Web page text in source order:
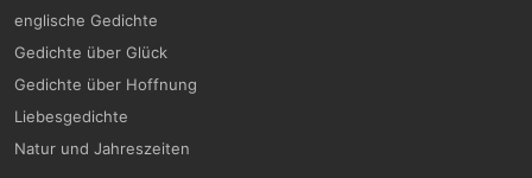
englische Gedichte
Gedichte über Glück
Gedichte über Hoffnung
Liebesgedichte
Natur und Jahreszeiten